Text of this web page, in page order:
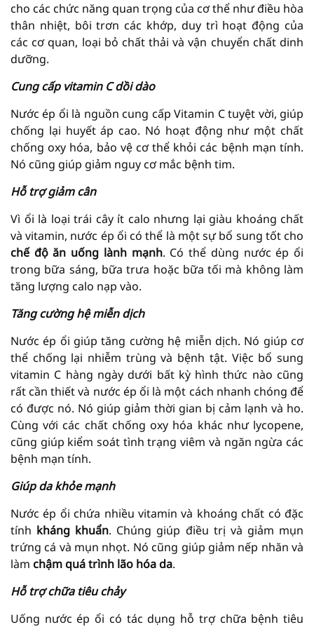
cho các chức năng quan trọng của cơ thể như điều hòa
thân nhiệt, bôi trơn các khớp, duy trì hoạt động của
các cơ quan, loại bỏ chất thải và vận chuyển chất dinh
dưỡng.
Cung cấp vitamin C dồi dào
Nước ép ổi là nguồn cung cấp Vitamin C tuyệt vời, giúp
chống lại huyết áp cao. Nó hoạt động như một chất
chống oxy hóa, bảo vệ cơ thể khỏi các bệnh mạn tính.
Nó cũng giúp giảm nguy cơ mắc bệnh tim.
Hỗ trợ giảm cân
Vì ổi là loại trái cây ít calo nhưng lại giàu khoáng chất
và vitamin, nước ép ổi có thể là một sự bổ sung tốt cho
chế độ ăn uống lành mạnh. Có thể dùng nước ép ổi
trong bữa sáng, bữa trưa hoặc bữa tối mà không làm
tăng lượng calo nạp vào.
Tăng cường hệ miễn dịch
Nước ép ổi giúp tăng cường hệ miễn dịch. Nó giúp cơ
thể chống lại nhiễm trùng và bệnh tật. Việc bổ sung
vitamin C hàng ngày dưới bất kỳ hình thức nào cũng
rất cần thiết và nước ép ổi là một cách nhanh chóng để
có được nó. Nó giúp giảm thời gian bị cảm lạnh và ho.
Cùng với các chất chống oxy hóa khác như lycopene,
cũng giúp kiểm soát tình trạng viêm và ngăn ngừa các
bệnh mạn tính.
Giúp da khỏe mạnh
Nước ép ổi chứa nhiều vitamin và khoáng chất có đặc
tính kháng khuẩn. Chúng giúp điều trị và giảm mụn
trứng cá và mụn nhọt. Nó cũng giúp giảm nếp nhăn và
làm chậm quá trình lão hóa da.
Hỗ trợ chữa tiêu chảy
Uống nước ép ổi có tác dụng hỗ trợ chữa bệnh tiêu